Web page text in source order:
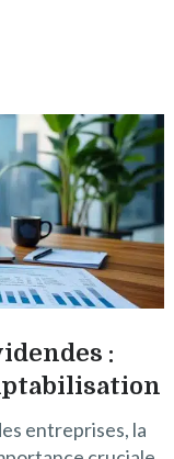
:
entreprises, la